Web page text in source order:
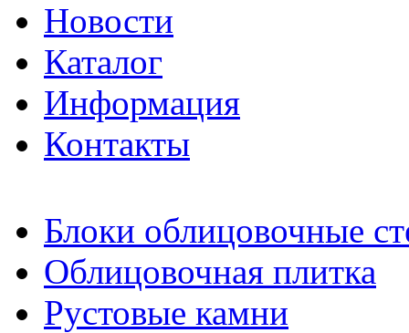
Новости
Каталог
Информация
Контакты
Блоки облицовочные
Облицовочная плитка
Рустовые камни